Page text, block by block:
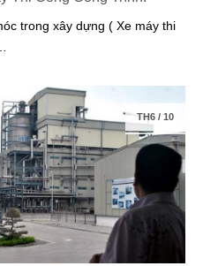
trong xây dựng ( Xe máy thi
TH6/ 10